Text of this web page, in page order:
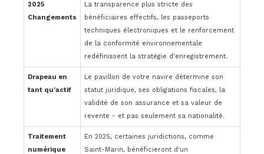
2025
Changements
La transparence plus stricte des
bénéficiaires effectifs, les passeports
techniques électroniques et le renforcement
de la conformité environnementale
redéfinissent la stratégie d'enregistrement.
Drapeau en
tant qu'actif
Le pavillon de votre navire détermine son
statut juridique, ses obligations fiscales, la
validité de son assurance et sa valeur de
revente - et pas seulement sa nationalité.
Traitement
numérique
En 2025, certaines juridictions, comme
Saint-Marin, bénéficieront d'un